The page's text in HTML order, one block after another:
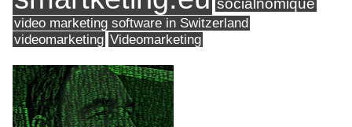
socialnomique
video marketing software in Switzerland
videomarketing Videomarketing